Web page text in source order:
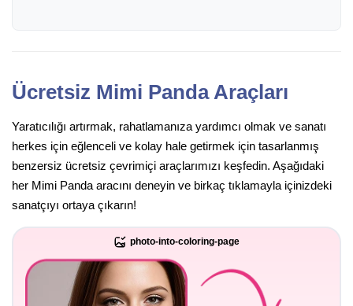
Ücretsiz Mimi Panda Araçları
Yaratıcılığı artırmak, rahatlamanıza yardımcı olmak ve sanatı
herkes için eğlenceli ve kolay hale getirmek için tasarlanmış
benzersiz ücretsiz çevrimiçi araçlarımızı keşfedin. Aşağıdaki
her Mimi Panda aracını deneyin ve birkaç tıklamayla içinizdeki
sanatçıyı ortaya çıkarın!
photo-into-coloring-page